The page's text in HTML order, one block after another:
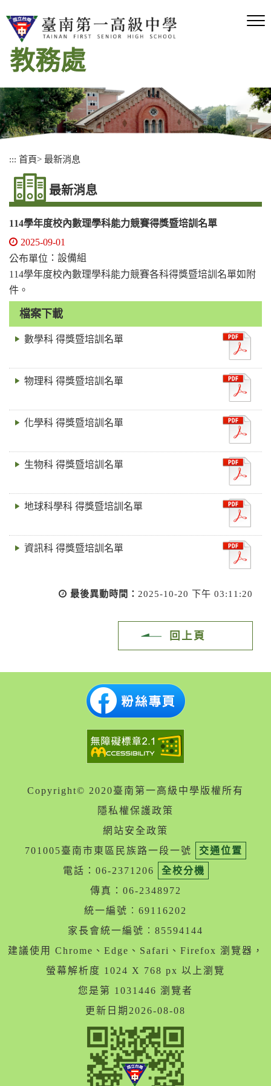
到
區
塊
教務處
::: 首頁> 最新消息
最新消息
114學年度校內數理學科能力競賽得獎暨培訓名單
2025-09-01
公布單位 ：設備組
114學年度校內數理學科能力競賽各科得獎暨培訓名單如附
件。
檔案下載
數學科 得獎暨培訓名單
物理科 得獎暨培訓名單
化學科 得獎暨培訓名單
生物科 得獎暨培訓名單
地球科學科 得獎暨培訓名單
資訊科 得獎暨培訓名單
最後異動時間： 2025-10-20 下午 03:11:20
回上頁
Copyright© 2020臺南第一高級中學版權所有
隱私權保護政策
網站安全政策
701005臺南市東區民族路一段一號
交通位置
電話：06-2371206
全校分機
傳真：06-2348972
統一編號︰69116202
家長會統一編號︰85594144
建議使用 Chrome、Edge、Safari、Firefox 瀏覽器，
螢幕解析度 1024 X 768 px 以上瀏覽
您是第 1031446 瀏覽者
更新日期2026-08-08